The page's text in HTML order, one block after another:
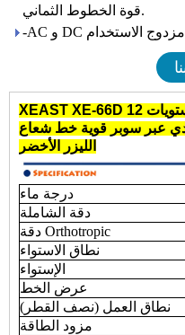
قوة الخطوط الثماني.
XEAST XE-66D
خط شعاع
الليزر الأخضر
درجة ماء
دقة الشاملة
دقة Orthotropic
نطاق الاستواء
الإستواء
عرض الخط
نطاق العمل (نصف القطر)
مزود الطاقة